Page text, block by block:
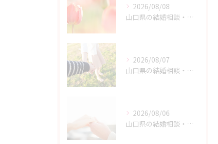
2026/08/08
山口県の結婚相談・原因と結果から学ぶ婚活体験の価値
2026/08/07
山口県の結婚相談・婚活を始める勇気を持つためのヒント
2026/08/06
山口県の結婚相談・婚活の自己肯定感を高める実践アドバイス